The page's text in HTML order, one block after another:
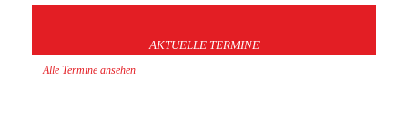
AKTUELLE TERMINE
Alle Termine ansehen